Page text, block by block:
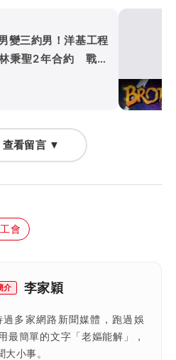
變三約男！洋基工程
秉聖2年合約 戰神
官司又送球員
查看留言 ▼
會
介 李家穎
多家網路新聞媒體，跑過娛
最簡單的文字「老嫗能解」，
小事。